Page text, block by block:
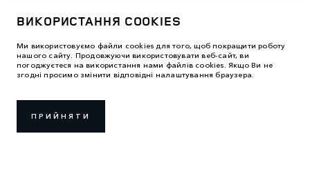
ВИКОРИСТАННЯ COOKIES
Ми використовуємо файли cookies для того, щоб покращити роботу
нашого сайту. Продовжуючи використовувати веб-сайт, ви
погоджуєтеся на використання нами файлів cookies. Якщо Ви не
згодні просимо змінити відповідні налаштування браузера.
ПРИЙНЯТИ